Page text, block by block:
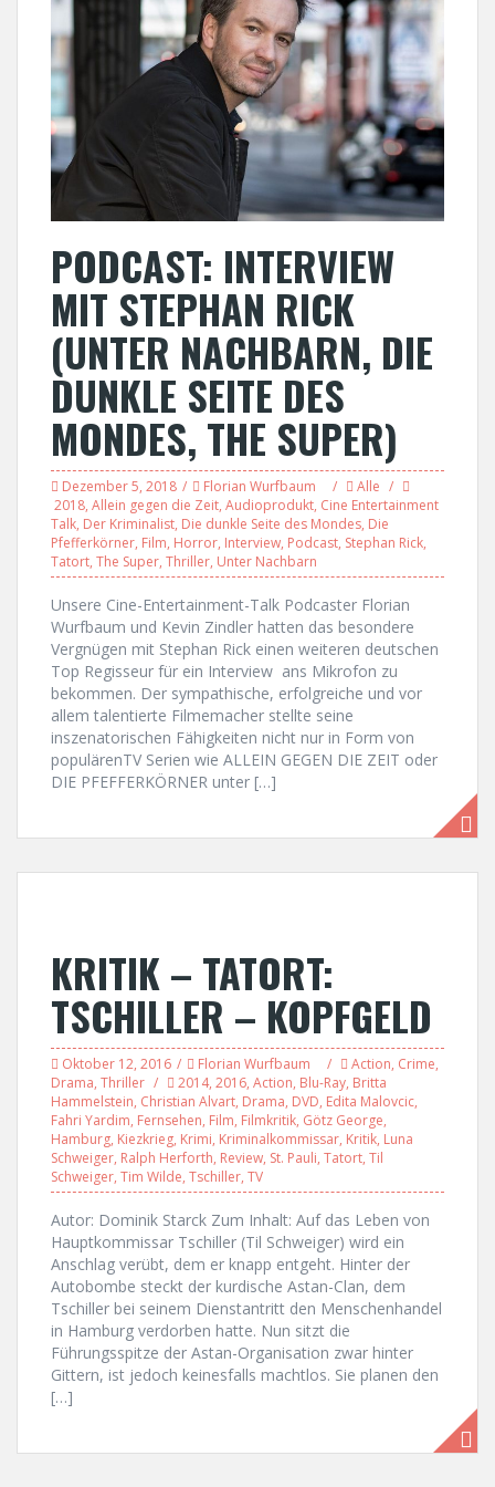
PODCAST: INTERVIEW
MIT STEPHAN RICK
(UNTER NACHBARN, DIE
DUNKLE SEITE DES
MONDES, THE SUPER)
Dezember 5, 2018 Florian Wurfbaum
Alle
2018, Allein gegen die Zeit, Audioprodukt, Cine Entertainment
Talk, Der Kriminalist, Die dunkle Seite des Mondes, Die
Pfefferkörner, Film, Horror, Interview, Podcast, Stephan Rick,
Tatort, The Super, Thriller, Unter Nachbarn
Unsere Cine-Entertainment-Talk Podcaster Florian
Wurfbaum und Kevin Zindler hatten das besondere
Vergnügen mit Stephan Rick einen weiteren deutschen
Top Regisseur für ein Interview ans Mikrofon zu
bekommen. Der sympathische, erfolgreiche und vor
allem talentierte Filmemacher stellte seine
inszenatorischen Fähigkeiten nicht nur in Form von
populärenTV Serien wie ALLEIN GEGEN DIE ZEIT oder
DIE PFEFFERKÖRNER unter […]
KRITIK – TATORT:
TSCHILLER – KOPFGELD
Oktober 12, 2016 Florian Wurfbaum Action, Crime,
Drama, Thriller 2014, 2016, Action, Blu-Ray, Britta
Hammelstein, Christian Alvart, Drama, DVD, Edita Malovcic,
Fahri Yardim, Fernsehen, Film, Filmkritik, Götz George,
Hamburg, Kiezkrieg, Krimi, Kriminalkommissar, Kritik, Luna
Schweiger, Ralph Herforth, Review, St. Pauli, Tatort, Til
Schweiger, Tim Wilde, Tschiller, TV
Autor: Dominik Starck Zum Inhalt: Auf das Leben von
Hauptkommissar Tschiller (Til Schweiger) wird ein
Anschlag verübt, dem er knapp entgeht. Hinter der
Autobombe steckt der kurdische Astan-Clan, dem
Tschiller bei seinem Dienstantritt den Menschenhandel
in Hamburg verdorben hatte. Nun sitzt die
Führungsspitze der Astan-Organisation zwar hinter
Gittern, ist jedoch keinesfalls machtlos. Sie planen den
[…]